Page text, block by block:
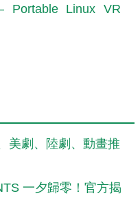
Portable Linux VR
美劇、陸劇、動畫推
一夕歸零！官方揭